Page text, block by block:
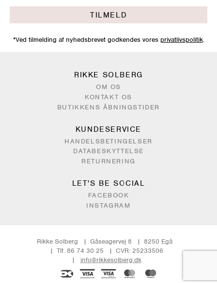
TILMELD
*Ved tilmelding af nyhedsbrevet godkendes vores privatlivspolitik.
RIKKE SOLBERG
OM OS
KONTAKT OS
BUTIKKENS ÅBNINGSTIDER
KUNDESERVICE
HANDELSBETINGELSER
DATABESKYTTELSE
RETURNERING
LET'S BE SOCIAL
FACEBOOK
INSTAGRAM
Rikke Solberg Gåseagervej 8
8250 Egå
Tlf. 86 74 30 25
CVR: 25233506
info@rikkesolberg.dk